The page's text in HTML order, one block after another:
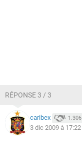
RÉPONSE 3 / 3
caribex 1.306
3 dic 2009 à 17:22